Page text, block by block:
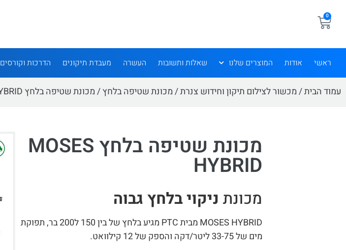
0
ראשי אודות המוצרים שלנו שאלות ותשובות העשרה מעבדת תיקונים הדרכות וקורסים
עמוד הבית/מכשור לצילום תיקון וחידוש צנרת/מכונת שטיפה בלחץ/ מכונת שטיפה בלחץ MOSES HYBRID
מכונת שטיפה בלחץ MOSES
HYBRID
מכונת ניקוי בלחץ גבוה
MOSES HYBRID מבית PTC מגיע בלחץ של בין 150 ל200 בר, תפוקת
מים של 33-75 ליטר/דקה והספק של 12 קילוואט.